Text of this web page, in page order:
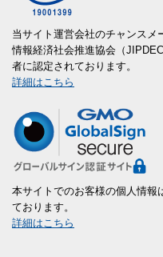
当サイト運営会社のチャンス
情報経済社会推進協会（
者に認定されております。
詳細はこちら
本サイトでのお客様の個人情報
ております。
詳細はこちら